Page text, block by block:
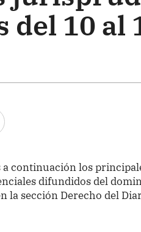
del 10 al
a continuación los
difundidos del
la sección Derecho del